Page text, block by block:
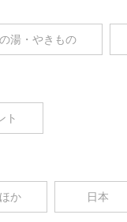
湯・やきもの
ト
か 日本